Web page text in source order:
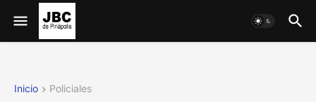
Inicio Policiales